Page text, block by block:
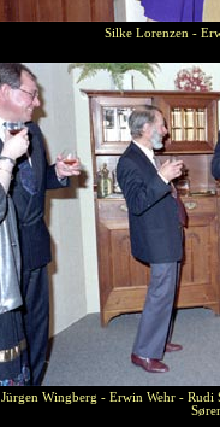
Silke Lorenzen -
Jürgen Wingberg - Erwin Wehr - Rudi